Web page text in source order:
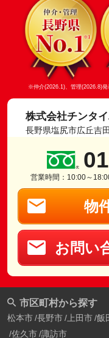
※仲介(2026.1)、管理(2026.8)
株式会社チンタ
長野県塩尻市広丘吉
営業時間：10:00～
物
お問い
市区町村から探す
松本市 長野市 上田市 飯
佐久市 諏訪市